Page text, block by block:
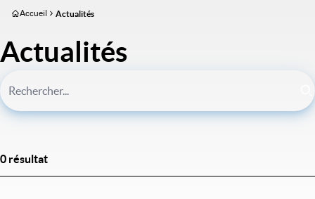
Aller
contenu
principal
Accueil Actualités
Actualités
0 résultat